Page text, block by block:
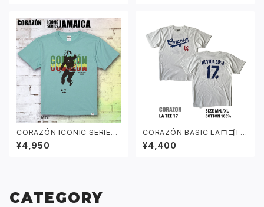
CORAZÓN ICONIC SERIES
「JAMAICA」 Tシャツ ミント
¥4,950
CORAZÓN BASIC LAロゴTシ
ャツ ホワイト
¥4,400
CATEGORY